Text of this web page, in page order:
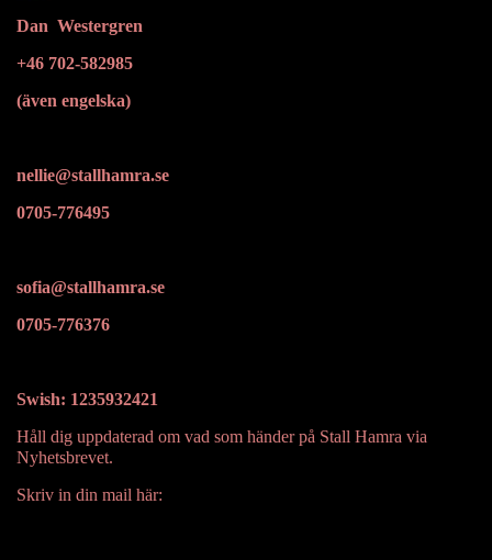
Dan Westergren
+46 702-582985
(även engelska)
nellie@stallhamra.se
0705-776495
sofia@stallhamra.se
0705-776376
Swish: 1235932421
Håll dig uppdaterad om vad som händer på Stall Hamra via
Nyhetsbrevet.
Skriv in din mail här: